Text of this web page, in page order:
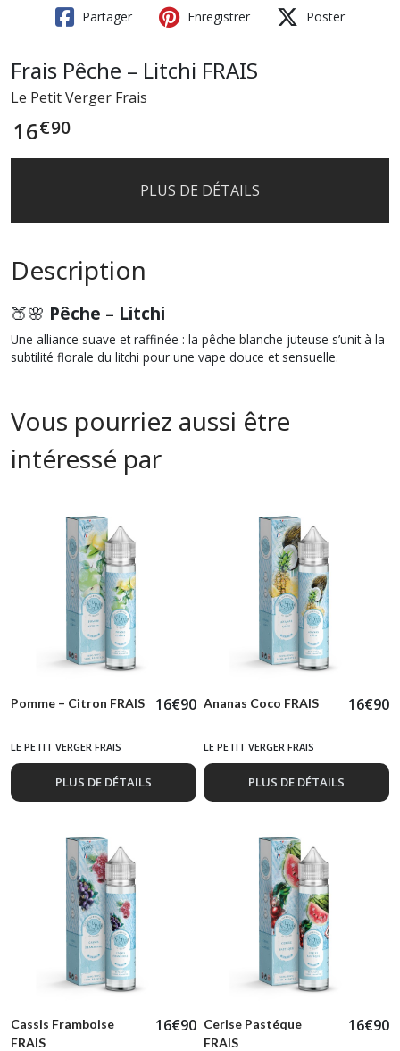
Partager Enregistrer Poster
Frais Pêche – Litchi FRAIS
Le Petit Verger Frais
16€90
PLUS DE DÉTAILS
Description
🍑🌸 Pêche – Litchi
Une alliance suave et raffinée : la pêche blanche juteuse s’unit à la
subtilité florale du litchi pour une vape douce et sensuelle.
Vous pourriez aussi être
intéressé par
Pomme – Citron FRAIS 16€90
LE PETIT VERGER FRAIS
PLUS DE DÉTAILS
Ananas Coco FRAIS 16€90
LE PETIT VERGER FRAIS
PLUS DE DÉTAILS
Cassis Framboise
FRAIS
16€90 Cerise Pastéque
FRAIS
16€90